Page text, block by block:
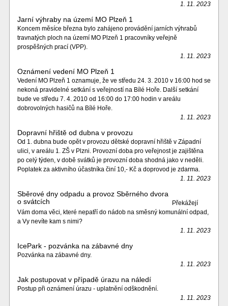
1. 11. 2023
Jarní výhraby na území MO Plzeň 1
Koncem měsíce března bylo zahájeno provádění jarních výhrabů
travnatých ploch na území MO Plzeň 1 pracovníky veřejně
prospěšných prací (VPP).
1. 11. 2023
Oznámení vedení MO Plzeň 1
Vedení MO Plzeň 1 oznamuje, že ve středu 24. 3. 2010 v 16:00 hod se
nekoná pravidelné setkání s veřejností na Bílé Hoře. Další setkání
bude ve středu 7. 4. 2010 od 16:00 do 17:00 hodin v areálu
dobrovolných hasičů na Bílé Hoře.
1. 11. 2023
Dopravní hřiště od dubna v provozu
Od 1. dubna bude opět v provozu dětské dopravní hřiště v Západní
ulici, v areálu 1. ZŠ v Plzni. Provozní doba pro veřejnost je zajištěna
po celý týden, v době svátků je provozní doba shodná jako v neděli.
Poplatek za aktivního účastníka činí 10,- Kč a doprovod je zdarma.
1. 11. 2023
Sběrové dny odpadu a provoz Sběrného dvora
o svátcích
Překážejí
Vám doma věci, které nepatří do nádob na směsný komunální odpad,
a Vy nevíte kam s nimi?
1. 11. 2023
IcePark - pozvánka na zábavné dny
Pozvánka na zábavné dny.
1. 11. 2023
Jak postupovat v případě úrazu na náledí
Postup při oznámení úrazu - uplatnění odškodnění.
1. 11. 2023